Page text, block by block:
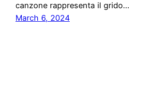
canzone rappresenta il grido…
March 6, 2024